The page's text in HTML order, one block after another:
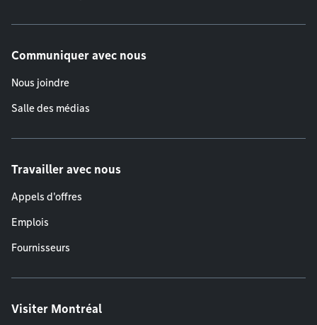
Communiquer avec nous
Nous joindre
Salle des médias
Travailler avec nous
Appels d'offres
Emplois
Fournisseurs
Visiter Montréal